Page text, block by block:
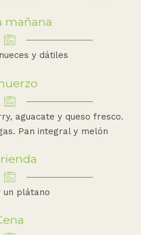
mañana
y dátiles
aguacate y queso fresco.
Pan integral y melón
un plátano